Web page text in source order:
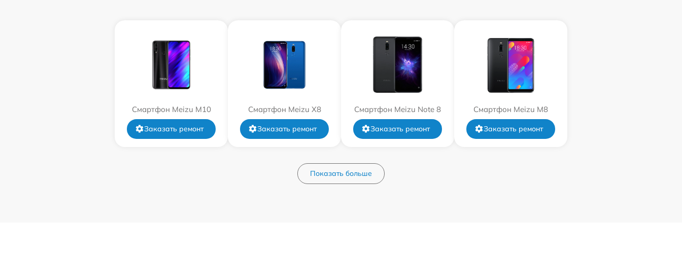
Смартфон Meizu M10
Заказать ремонт
Смартфон Meizu X8
Заказать ремонт
Смартфон Meizu Note 8
Заказать ремонт
Смартфон Meizu M8
Заказать ремонт
Показать больше